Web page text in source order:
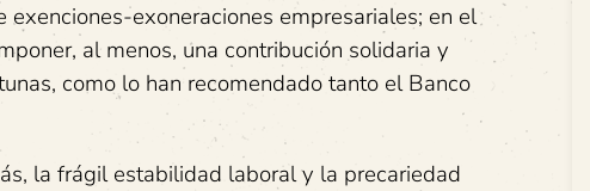
exoneraciones empresariales; en el
al menos, una contribución solidaria y
como lo han recomendado tanto el Banco
la frágil estabilidad laboral y la precariedad